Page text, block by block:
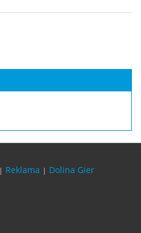
| Reklama | Dolina Gier